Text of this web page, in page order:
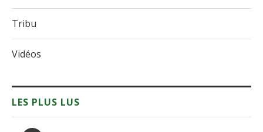
Tribu
Vidéos
LES PLUS LUS